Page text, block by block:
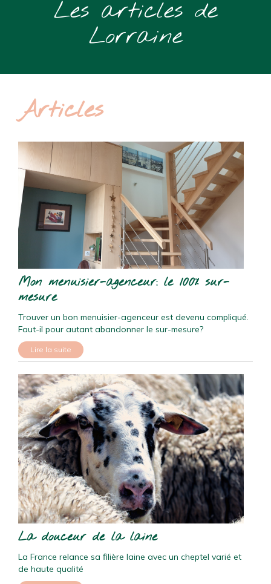
Les articles de
Lorraine
Articles
Mon menuisier-agenceur: le 100% sur-
mesure
Trouver un bon menuisier-agenceur est devenu compliqué.
Faut-il pour autant abandonner le sur-mesure?
Lire la suite
La douceur de la laine
La France relance sa filière laine avec un cheptel varié et
de haute qualité